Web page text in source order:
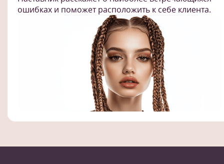
ошибках и поможет расположить к себе клиента.